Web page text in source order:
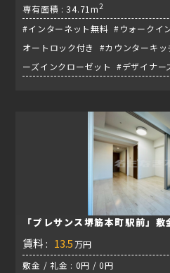
専有面積 : 34.71m2
#インターネット無料 #ウォーク
オートロック付き #カウンターキ
ーズインクローゼット #デザイナ
「プレサンス堺筋本町駅前」敷
賃料 : 13.5 万円
敷金 / 礼金 : 0円 / 0円